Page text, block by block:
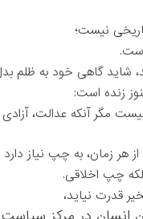
نیست؛
شاید گاهی خود به ظلم
زنده است:
مگر آنکه عدالت،
از هر زمان، به چپ نیاز
چپ اخلاقی.
قدرت نیاید،